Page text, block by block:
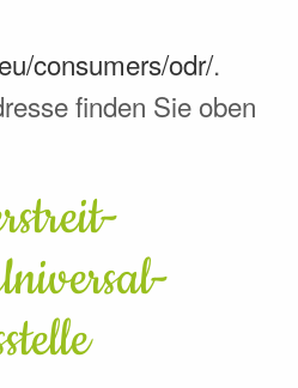
consumers/odr/.
finden Sie oben